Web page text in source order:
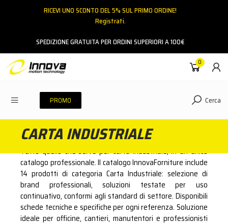
RICEVI UNO SCONTO DEL 5% SUL PRIMO ORDINE!
Registrati.
SPEDIZIONE GRATUITA PER ORDINI SUPERIORI A 100€
0
PROMO Cerca
CARTA INDUSTRIALE
Tutto quello che serve per carta industriale, in un unico
catalogo professionale. Il catalogo InnovaForniture include
14 prodotti di categoria Carta Industriale: selezione di
brand professionali, soluzioni testate per uso
continuativo, conformi agli standard di settore. Disponibili
schede tecniche e specifiche per ogni referenza. Soluzione
ideale per officine, cantieri, manutentori e professionisti
ACCEDI
Hai dimenticato la password?
NESSUN ACCOUNT CREA UN NUOVO ACCOUNT
Contattaci